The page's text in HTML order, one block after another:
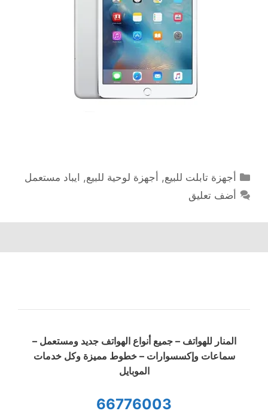
التصنيفات
أجهزة تابلت للبيع, أجهزة لوحية للبيع, ايباد مستعمل
أضف تعليق
المنار للهواتف – جميع أنواع الهواتف جديد ومستعمل –
سماعات وإكسسوارات – خطوط مميزة وكل خدمات
الموبايل
66776003